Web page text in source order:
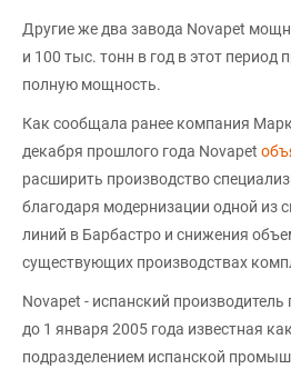
Другие же два завода Novapet
и 100 тыс. тонн в год в этот период
полную мощность.
Как сообщала ранее компания
декабря прошлого года Novapet
расширить производство
благодаря модернизации одной из
линий в Барбастро и снижения
существующих производствах
Novapet - испанский производитель
до 1 января 2005 года известная
подразделением испанской